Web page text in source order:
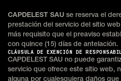
CAPDELEST SAU se reserva el
prestación del servicio del sitio
más requisito que el preaviso
con quince (15) días de antelación.
CLÁUSULA DE EXENCIÓN DE
CAPDELEST SAU no puede
servicio que ofrece este sitio web,
alguna por cualesquiera daños